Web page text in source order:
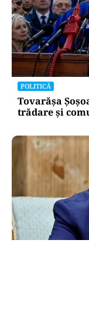
POLITICĂ
Tovarășa
trădare și